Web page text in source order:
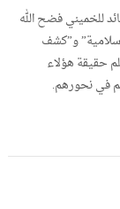
للخميني فضح الله
و”كشف
حقيقة هؤلاء
في نحورهم.